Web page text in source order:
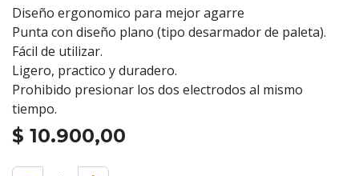
Diseño ergonomico para mejor agarre
Punta con diseño plano (tipo desarmador de paleta).
Fácil de utilizar.
Ligero, practico y duradero.
Prohibido presionar los dos electrodos al mismo
tiempo.
$ 10.900,00